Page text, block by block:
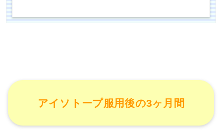
アイソトープ服用後の3ヶ月間